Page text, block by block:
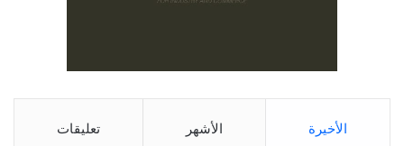
الأخيرة الأشهر تعليقات